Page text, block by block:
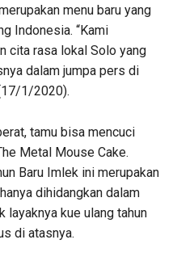
menu baru yang
Indonesia. “Kami
cita rasa lokal Solo yang
dalam jumpa pers di
1/2020).
tamu bisa mencuci
Metal Mouse Cake.
Baru Imlek ini merupakan
dihidangkan dalam
layaknya kue ulang tahun
di atasnya.